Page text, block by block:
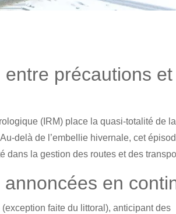
précautions et
(IRM) place la quasi-totalité de la
delà de l’embellie hivernale, cet
dans la gestion des routes et des
en
faite du littoral), anticipant des